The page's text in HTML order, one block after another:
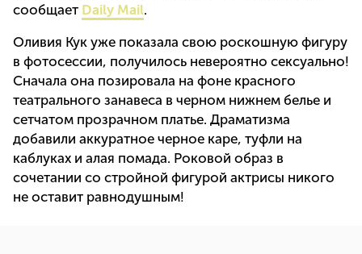
сообщает Daily Mail.
Оливия Кук уже показала свою роскошную фигуру
в фотосессии, получилось невероятно сексуально!
Сначала она позировала на фоне красного
театрального занавеса в черном нижнем белье и
сетчатом прозрачном платье. Драматизма
добавили аккуратное черное каре, туфли на
каблуках и алая помада. Роковой образ в
сочетании со стройной фигурой актрисы никого
не оставит равнодушным!